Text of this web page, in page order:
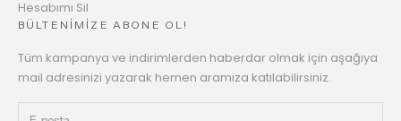
Hesabımı Sil
BÜLTENİMİZE ABONE OL!
Tüm kampanya ve indirimlerden haberdar olmak için aşağıya
mail adresinizi yazarak hemen aramıza katılabilirsiniz.